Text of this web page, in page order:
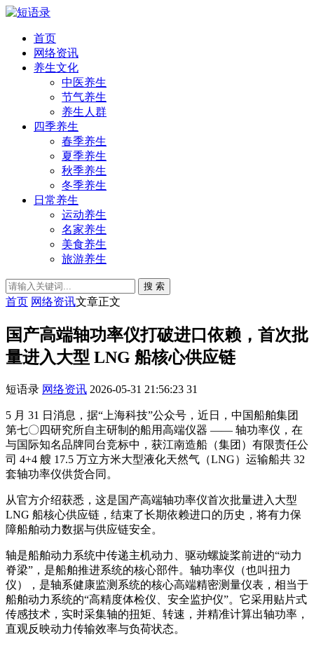
首页
网络资讯
养生文化
中医养生
节气养生
养生人群
四季养生
春季养生
夏季养生
秋季养生
冬季养生
日常养生
运动养生
名家养生
美食养生
旅游养生
搜 索
首页 网络资讯文章正文
国产高端轴功率仪打破进口依赖，首次批
量进入大型 LNG 船核心供应链
短语录 网络资讯 2026-05-31 21:56:23 31
5 月 31 日消息，据“上海科技”公众号，近日，中国船舶集团
第七〇四研究所自主研制的船用高端仪器 —— 轴功率仪，在
与国际知名品牌同台竞标中，获江南造船（集团）有限责任公
司 4+4 艘 17.5 万立方米大型液化天然气（LNG）运输船共 32
套轴功率仪供货合同。
从官方介绍获悉，这是国产高端轴功率仪首次批量进入大型
LNG 船核心供应链，结束了长期依赖进口的历史，将有力保
障船舶动力数据与供应链安全。
轴是船舶动力系统中传递主机动力、驱动螺旋桨前进的“动力
脊梁”，是船舶推进系统的核心部件。轴功率仪（也叫扭力
仪），是轴系健康监测系统的核心高端精密测量仪表，相当于
船舶动力系统的“高精度体检仪、安全监护仪”。它采用贴片式
传感技术，实时采集轴的扭矩、转速，并精准计算出轴功率，
直观反映动力传输效率与负荷状态。